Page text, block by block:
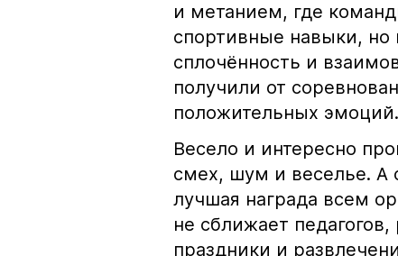
и метанием, где
спортивные навыки,
сплочённость и
получили от
положительных эмоций.
Весело и интересно
смех, шум и веселье. А
лучшая награда всем
не сближает
праздники и